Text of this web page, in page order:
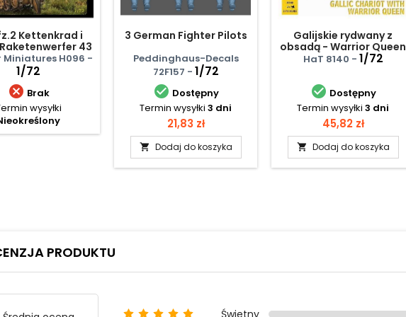
Kettenkrad i
43
z obsługą
Miniatures H096 -
1/72
 Brak
wysyłki
3 German Fighter Pilots
Peddinghaus-Decals
72F157 - 1/72
 Dostępny
Termin wysyłki 3 dni
Cena
21,83 zł
 Dodaj do koszyka
Galijskie rydwany z
obsadą - Warrior Queen
HaT 8140 - 1/72
 Dostępny
Termin wysyłki 3 dni
Cena
45,82 zł
 Dodaj do koszyka
PRODUKTU